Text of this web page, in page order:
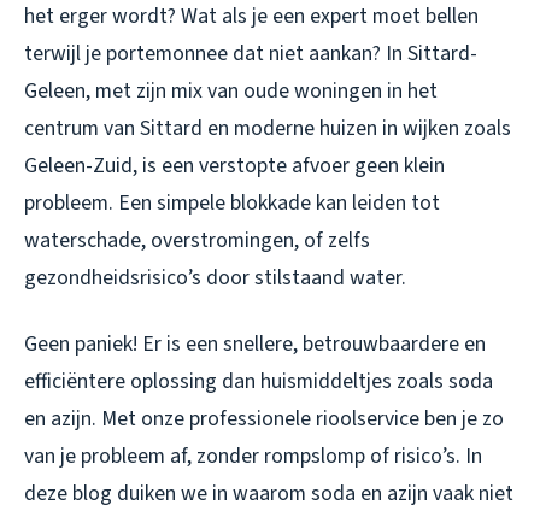
het erger wordt? Wat als je een expert moet bellen
terwijl je portemonnee dat niet aankan? In Sittard-
Geleen, met zijn mix van oude woningen in het
centrum van Sittard en moderne huizen in wijken zoals
Geleen-Zuid, is een verstopte afvoer geen klein
probleem. Een simpele blokkade kan leiden tot
waterschade, overstromingen, of zelfs
gezondheidsrisico’s door stilstaand water.
Geen paniek! Er is een snellere, betrouwbaardere en
efficiëntere oplossing dan huismiddeltjes zoals soda
en azijn. Met onze professionele rioolservice ben je zo
van je probleem af, zonder rompslomp of risico’s. In
deze blog duiken we in waarom soda en azijn vaak niet